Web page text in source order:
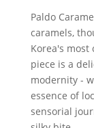
Paldo
caramels,
Korea's
piece is a
modernity -
essence of
sensorial